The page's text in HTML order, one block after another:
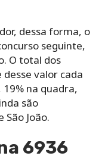
dessa forma, o
seguinte,
O total dos
valor cada
na quadra,
são
São João.
6936